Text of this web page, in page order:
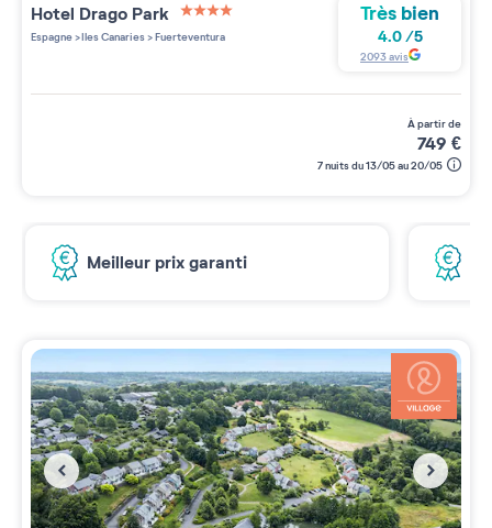
Hotel Drago Park
4 étoiles sur 5
Espagne>Iles Canaries>Fuerteventura
Très bien
4.0/5
2093avis
à partir de
749 €
7 nuits du 13/05 au 20/05
Meilleur prix garanti